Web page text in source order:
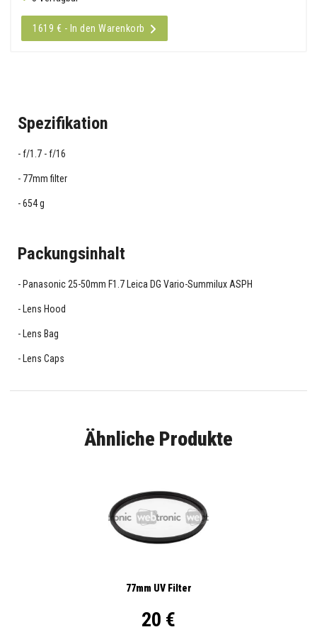
1619 € - In den Warenkorb
Spezifikation
f/1.7 - f/16
77mm filter
654 g
Packungsinhalt
Panasonic 25-50mm F1.7 Leica DG Vario-Summilux ASPH
Lens Hood
Lens Bag
Lens Caps
Ähnliche Produkte
77mm UV Filter
20 €